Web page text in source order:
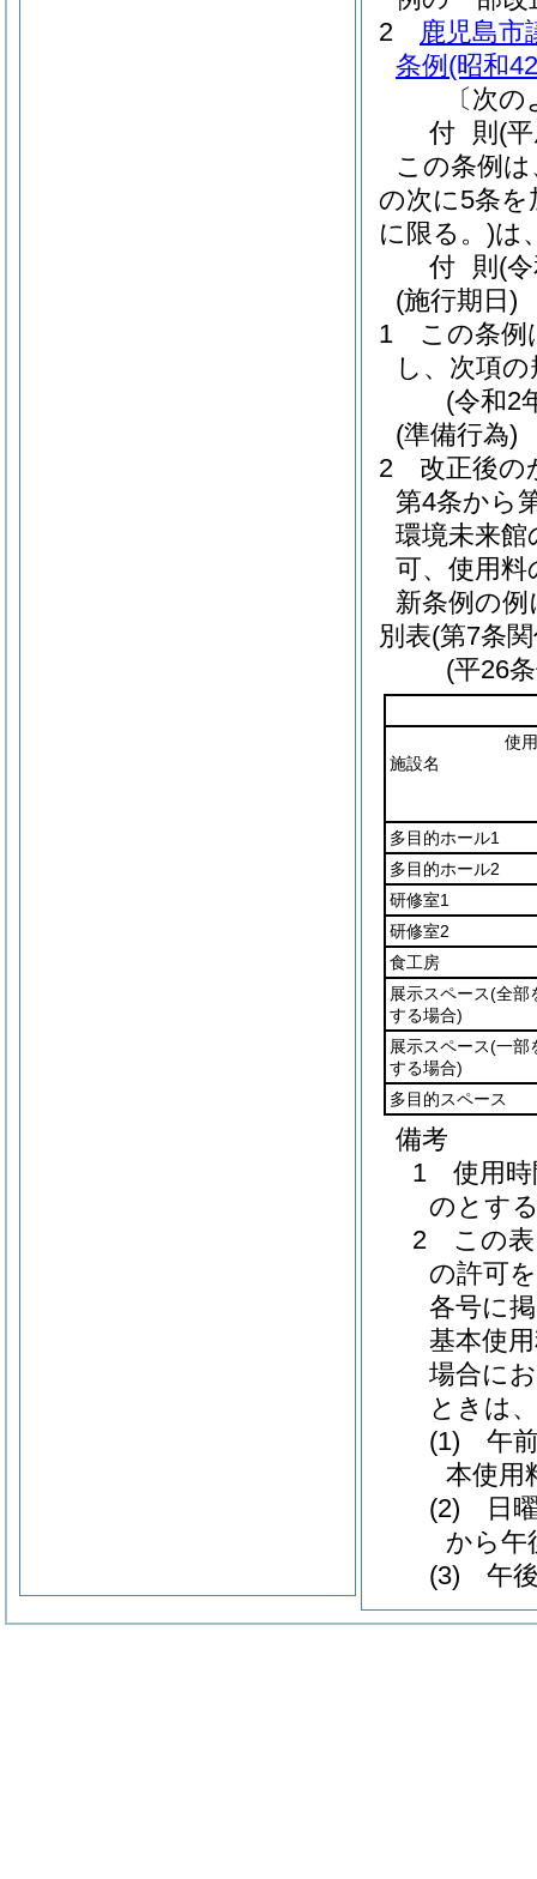
2
鹿児島市
条例 (昭和
〔次
付 則 (
この条例
の次に5条を
に限る。)は
付 則 (
(施行期日)
1
この条例
し、次項
(令和2
(準備行為)
2
改正後の
第4条から
環境未来
可、使用
新条例の
別表(第7条
(平26
使
施設名
多目的ホール1
多目的ホール2
研修室1
研修室2
食工房
展示スペース(全部
する場合)
展示スペース(一部
する場合)
多目的スペース
備考
1 使用時
のとす
2 この表
の許可
各号に
基本使
場合に
ときは
(1) 午前
本使用
(2) 日曜
から午
(3) 午後